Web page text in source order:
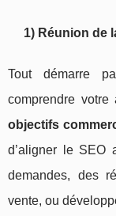
1) Réunion de
Tout démarre
comprendre
objectifs
d’aligner le SEO
demandes, des
vente, ou